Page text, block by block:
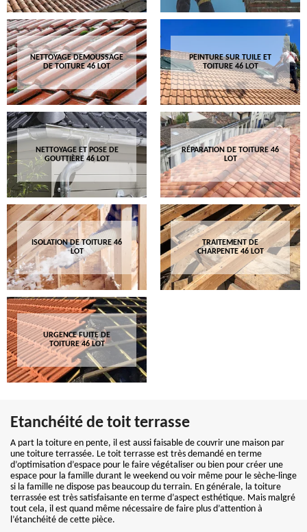
NETTOYAGE DEMOUSSAGE
DE TOITURE 46 LOT
PEINTURE SUR TUILE ET
TOITURE 46 LOT
NETTOYAGE ET POSE DE
GOUTTIÈRE 46 LOT
RÉPARATION DE TOITURE 46
LOT
ISOLATION DE TOITURE 46
LOT
TRAITEMENT DE
CHARPENTE 46 LOT
URGENCE FUITE DE
TOITURE 46 LOT
Etanchéité de toit terrasse
A part la toiture en pente, il est aussi faisable de couvrir une maison par
une toiture terrassée. Le toit terrasse est très demandé en terme
d’optimisation d’espace pour le faire végétaliser ou bien pour créer une
espace pour la famille durant le weekend ou voir même pour le sèche-linge
si la famille ne dispose pas beaucoup du terrain. En générale, la toiture
terrassée est très satisfaisante en terme d’aspect esthétique. Mais malgré
tout cela, il est quand même nécessaire de faire plus d’attention à
l’étanchéité de cette pièce.